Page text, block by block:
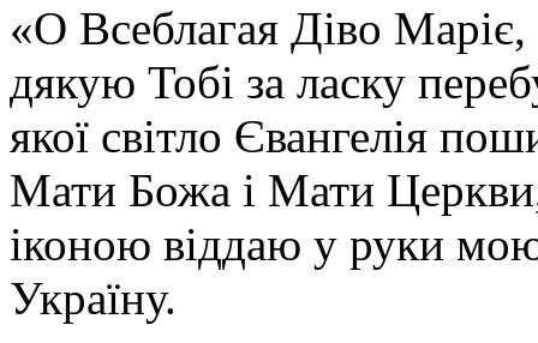
«О Всеблагая Діво
дякую Тобі за ласку
якої світло Євангелія
Мати Божа і Мати
іконою віддаю у руки
Україну.